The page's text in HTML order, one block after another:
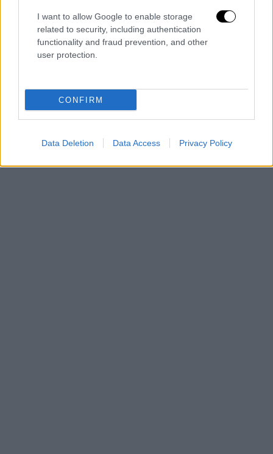
I want to allow Google to enable storage
related to security, including authentication
functionality and fraud prevention, and other
user protection.
CONFIRM
Data Deletion Data Access Privacy Policy
Εν τω μεταξύ, η Διεθνής Επιτροπή του
Ερυθρού Σταυρού(ICRC) επιβεβαίωσε τον
θάνατο δύο εργαζομένων
Πρόκειται για τον Ιμπραήμ Εΐντ, υπεύθυνο
για την απομάκρυνση εκρηκτικών υλών, και
στο πεδίο του νοσοκομείου του Ερυθρού